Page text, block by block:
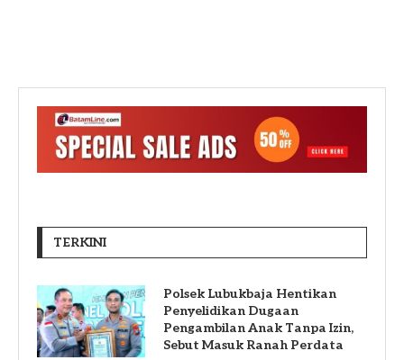
TERKINI
Polsek Lubukbaja Hentikan
Penyelidikan Dugaan
Pengambilan Anak Tanpa Izin,
Sebut Masuk Ranah Perdata